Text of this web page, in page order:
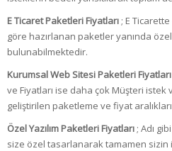
E Ticaret Paketleri Fiyatları ; E
göre hazırlanan paketler yanında
bulunabilmektedir.
Kurumsal Web Sitesi Paketleri Fiyatları
ve Fiyatları ise daha çok Müşteri
geliştirilen paketleme ve fiyat
Özel Yazılım Paketleri Fiyatları ; Adı
size özel tasarlanarak tamamen